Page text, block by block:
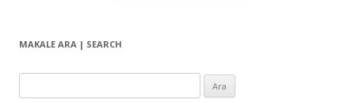
MAKALE ARA | SEARCH